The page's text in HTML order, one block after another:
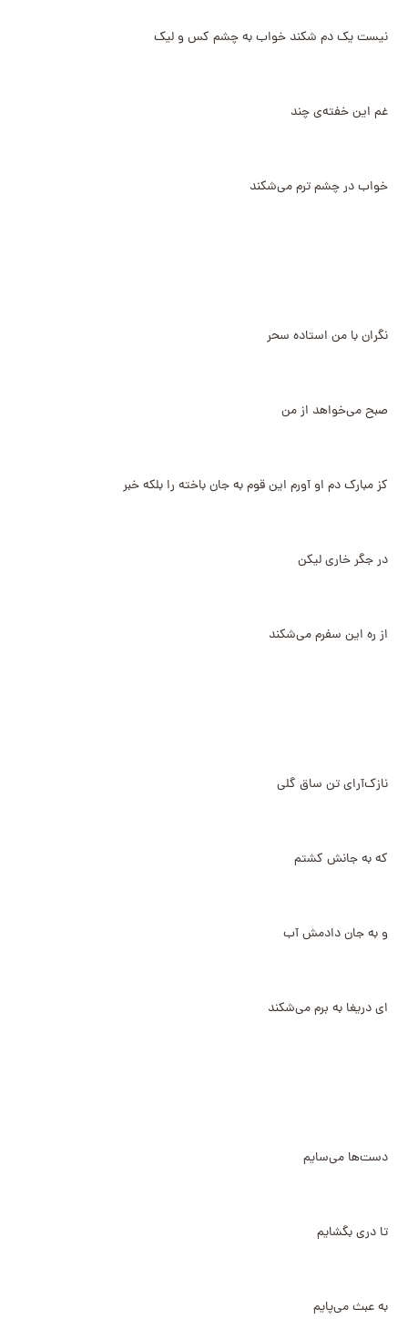
نیست یک دم شکند خواب به چشم کس و لیک
غم این خفته‌ی چند
خواب در چشم ترم می‌شکند
نگران با من استاده سحر
صبح می‌خواهد از من
کز مبارک دم او آورم این قوم به جان باخته را بلکه خبر
در جگر خاری لیکن
از ره این سفرم می‌شکند
نازک‌آرای تن ساق گلی
که به جانش کشتم
و به جان دادمش آب
ای دریغا به برم می‌شکند
دست‌ها می‌سایم
تا دری بگشایم
به عبث می‌پایم